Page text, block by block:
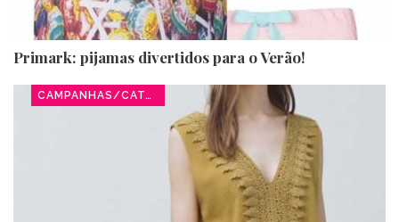
Primark: pijamas divertidos para o Verão!
CAMPANHAS/CATÁLOGOS